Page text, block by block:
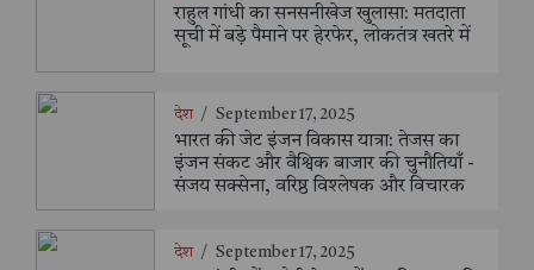
राहुल गांधी का सनसनीखेज खुलासा: मतदाता
सूची में बड़े पैमाने पर हेरफेर, लोकतंत्र खतरे में
देश / September 17, 2025
भारत की जेट इंजन विकास यात्रा: तेजस का
इंजन संकट और वैश्विक बाजार की चुनौतियाँ -
संजय सक्सेना, वरिष्ठ विश्लेषक और विचारक
देश / September 17, 2025